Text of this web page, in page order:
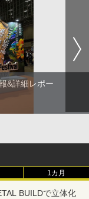
&詳細レポー
1カ月
BUILDで立体化